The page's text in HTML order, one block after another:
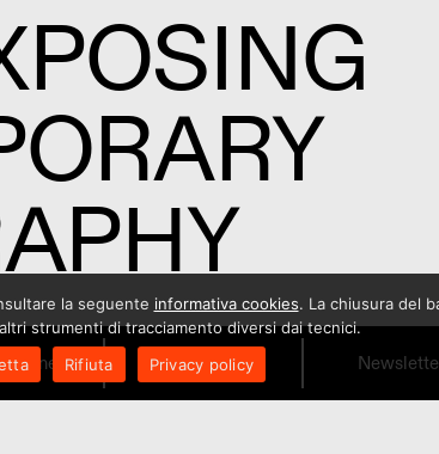
il Cinema! Orari
la seguente informativa cookies. La chiusura del
strumenti di tracciamento diversi dai tecnici.
Rifiuta Privacy policy